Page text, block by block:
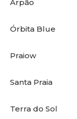
Arpão
Órbita Blue
Praiow
Santa Praia
Terra do Sol